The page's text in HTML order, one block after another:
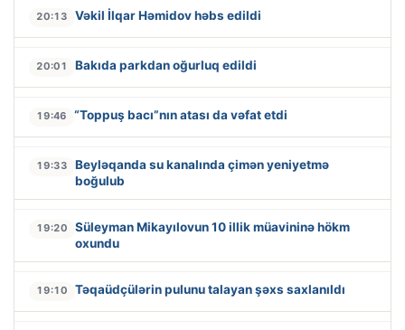
20:13 Vəkil İlqar Həmidov həbs edildi
20:01 Bakıda parkdan oğurluq edildi
19:46 “Toppuş bacı”nın atası da vəfat etdi
19:33
Beyləqanda su kanalında çimən yeniyetmə
boğulub
19:20
Süleyman Mikayılovun 10 illik müavininə hökm
oxundu
19:10 Təqaüdçülərin pulunu talayan şəxs saxlanıldı